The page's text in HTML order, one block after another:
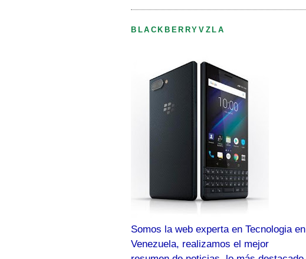
BLACKBERRYVZLA
Somos la web experta en Tecnologia en
Venezuela, realizamos el mejor